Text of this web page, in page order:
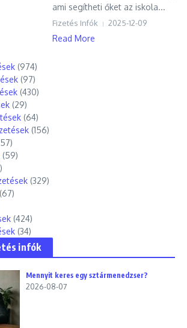
ami segítheti őket az iskola...
Fizetés Infók 2025-12-09
Read More
(974)
(97)
(430)
(29)
(64)
(156)
(59)
(329)
(67)
(424)
(34)
infók
Mennyit keres egy sztármenedzser?
2026-08-07